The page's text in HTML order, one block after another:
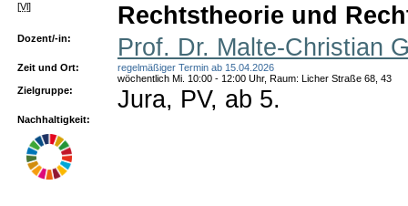
[Vl] Rechtstheorie und
Dozent/-in: Prof. Dr. Malte-Christian
Zeit und Ort:
regelmäßiger Termin ab 15.04.2026
wöchentlich Mi. 10:00 - 12:00 Uhr, Raum: Licher Straße 68, 43
Zielgruppe:
Jura, PV, ab 5.
Nachhaltigkeit: